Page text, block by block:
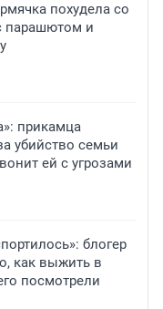
похудела со
парашютом и
прикамца
убийство семьи
ей с угрозами
блогер
как выжить в
посмотрели